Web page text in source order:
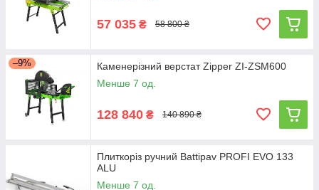
57 035 ₴ 58 800 ₴
–9%
Каменерізний верстат Zipper ZI-ZSM600
Менше 7 од.
128 840 ₴ 140 890 ₴
Плиткоріз ручний Battipav PROFI EVO 133
ALU
Менше 7 од.